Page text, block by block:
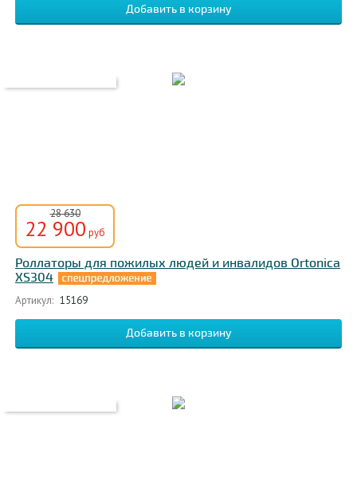
28 630
22 900 руб
Роллаторы для пожилых людей и инвалидов Ortonica
XS304
Артикул: 15169